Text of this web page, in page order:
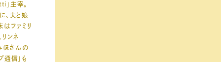
主宰。
、夫と娘
ファミリ
ンネ
ほさんの
通信」も